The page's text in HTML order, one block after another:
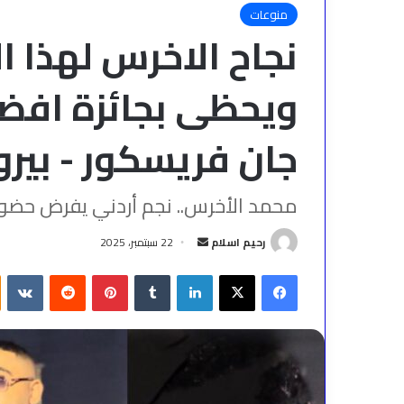
منوعات
نجاح الاخرس
ويحظى بجائزة
جان فريسكور -
محمد الأخرس.. نجم أردني يفرض
رحيم اسلام
أرسل
إلكترونيا
22 سبتمبر، 2025
فيسبوك‫X لينكدإن بينتيريست